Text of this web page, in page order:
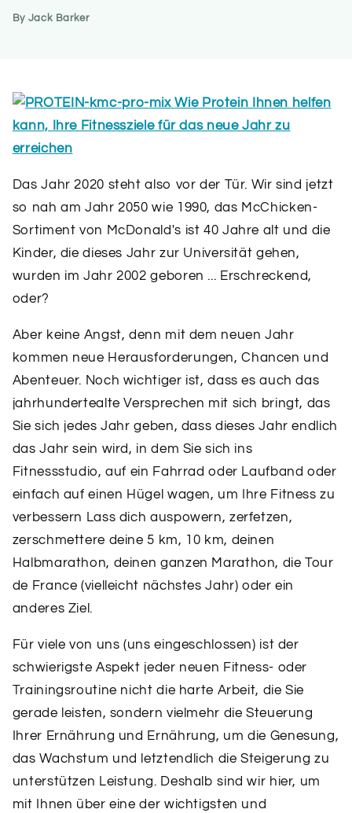
By Jack Barker
Wie Protein Ihnen helfen
kann, Ihre Fitnessziele für das neue Jahr zu
erreichen
Das Jahr 2020 steht also vor der Tür. Wir sind jetzt
so nah am Jahr 2050 wie 1990, das McChicken-
Sortiment von McDonald's ist 40 Jahre alt und die
Kinder, die dieses Jahr zur Universität gehen,
wurden im Jahr 2002 geboren ... Erschreckend,
oder?
Aber keine Angst, denn mit dem neuen Jahr
kommen neue Herausforderungen, Chancen und
Abenteuer. Noch wichtiger ist, dass es auch das
jahrhundertealte Versprechen mit sich bringt, das
Sie sich jedes Jahr geben, dass dieses Jahr endlich
das Jahr sein wird, in dem Sie sich ins
Fitnessstudio, auf ein Fahrrad oder Laufband oder
einfach auf einen Hügel wagen, um Ihre Fitness zu
verbessern Lass dich auspowern, zerfetzen,
zerschmettere deine 5 km, 10 km, deinen
Halbmarathon, deinen ganzen Marathon, die Tour
de France (vielleicht nächstes Jahr) oder ein
anderes Ziel.
Für viele von uns (uns eingeschlossen) ist der
schwierigste Aspekt jeder neuen Fitness- oder
Trainingsroutine nicht die harte Arbeit, die Sie
gerade leisten, sondern vielmehr die Steuerung
Ihrer Ernährung und Ernährung, um die Genesung,
das Wachstum und letztendlich die Steigerung zu
unterstützen Leistung. Deshalb sind wir hier, um
mit Ihnen über eine der wichtigsten und